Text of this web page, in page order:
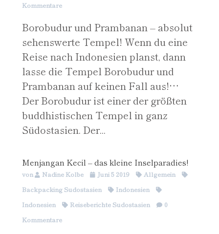
Kommentare
Borobudur und Prambanan – absolut
sehenswerte Tempel! Wenn du eine
Reise nach Indonesien planst, dann
lasse die Tempel Borobudur und
Prambanan auf keinen Fall aus!…
Der Borobudur ist einer der größten
buddhistischen Tempel in ganz
Südostasien. Der...
Menjangan Kecil – das kleine Inselparadies!
von Nadine Kolbe Juni 5 2019
Allgemein
Backpacking Südostasien
Indonesien
Indonesien
Reiseberichte Südostasien
0
Kommentare